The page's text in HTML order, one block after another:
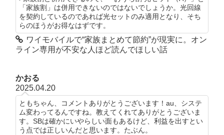
「家族割」は併用できないのではないでしょうか。光回線
を契約しているのであれば光セットのみ適用となり、そち
らのほうがお得なはずです。
ワイモバイルで“家族まとめて節約”が現実に。オン
ライン専用が不安な人ほど読んでほしい話
かおる
2025.04.20
ともちゃん、コメントありがとうございます！au、システ
ム変わってるんですね。教えてくれてありがとうございま
す。SBは確かにいやらしい面もあるけど、利益を出すとい
う点では正しいんだと思います。たぶん。